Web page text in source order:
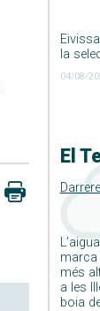
la
04/08/
El
marca
més
a les
boia